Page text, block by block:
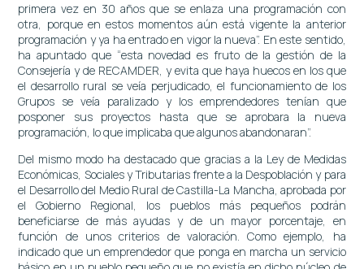
primera vez en 30 años que se enlaza una programación con
otra, porque en estos momentos aún está vigente la anterior
programación y ya ha entrado en vigor la nueva”. En este sentido,
ha apuntado que “esta novedad es fruto de la gestión de la
Consejería y de RECAMDER, y evita que haya huecos en los que
el desarrollo rural se veía perjudicado, el funcionamiento de los
Grupos se veía paralizado y los emprendedores tenían que
posponer sus proyectos hasta que se aprobara la nueva
programación, lo que implicaba que algunos abandonaran”.
Del mismo modo ha destacado que gracias a la Ley de Medidas
Económicas, Sociales y Tributarias frente a la Despoblación y para
el Desarrollo del Medio Rural de Castilla-La Mancha, aprobada por
el Gobierno Regional, los pueblos más pequeños podrán
beneficiarse de más ayudas y de un mayor porcentaje, en
función de unos criterios de valoración. Como ejemplo, ha
indicado que un emprendedor que ponga en marcha un servicio